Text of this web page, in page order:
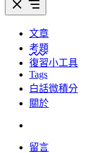
文章
考題
復習小工具
Tags
白話微積分
關於
留言